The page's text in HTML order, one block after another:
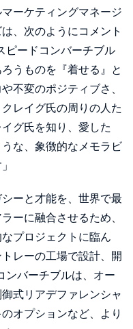
ーケティングマネージ
、次のようにコメント
ピードコンバーチブル
うものを『着せる』と
不変のポジティブさ、
レイグ氏の周りの人た
グ氏を知り、愛した
な、象徴的なメモラビ
ーと才能を、世界で最
ーに融合させるため、
プロジェクトに臨ん
レーの工場で設計、開
ンバーチブルは、オー
式リアデファレンシャ
オプションなど、より